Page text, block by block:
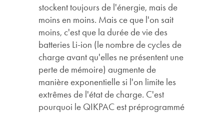
stockent toujours de l'énergie, mais de
moins en moins. Mais ce que l'on sait
moins, c'est que la durée de vie des
batteries Li-ion (le nombre de cycles de
charge avant qu'elles ne présentent une
perte de mémoire) augmente de
manière exponentielle si l'on limite les
extrêmes de l'état de charge. C'est
pourquoi le QIKPAC est préprogrammé